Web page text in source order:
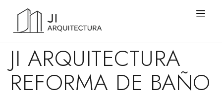
JI ARQUITECTURA
REFORMA DE BAÑO